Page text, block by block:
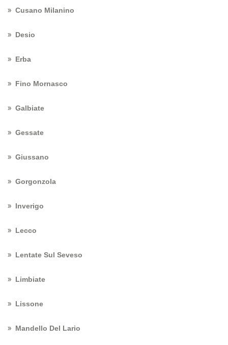
Cusano Milanino
Desio
Erba
Fino Mornasco
Galbiate
Gessate
Giussano
Gorgonzola
Inverigo
Lecco
Lentate Sul Seveso
Limbiate
Lissone
Mandello Del Lario